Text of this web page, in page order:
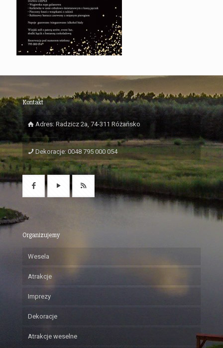
Kontakt
Adres: Radzicz 2a, 74-311 Różańsko
Dekoracje: 0048 795 000 054
Organizujemy
Wesela
Atrakcje
Imprezy
Dekoracje
Atrakcje weselne